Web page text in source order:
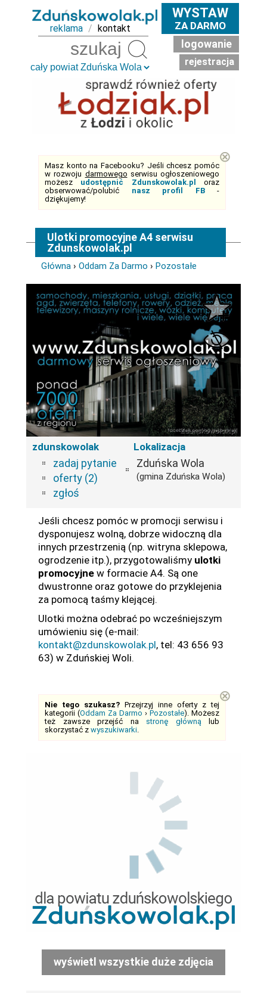
reklama / kontakt
WYSTAW
ZA DARMO
logowanie
rejestracja
Masz konto na Facebooku? Jeśli chcesz pomóc
w rozwoju darmowego serwisu ogłoszeniowego
możesz udostępnić Zdunskowolak.pl
oraz
obserwować/polubić nasz profil FB-
dziękujemy!
⊗
Ulotki promocyjne A4 serwisu
Zdunskowolak.pl
Główna › Oddam Za Darmo › Pozostałe
zdunskowolak
zadaj pytanie
oferty (2)
zgłoś
Lokalizacja
Zduńska Wola
(gmina Zduńska Wola)
Jeśli chcesz pomóc w promocji serwisu i
dysponujesz wolną, dobrze widoczną dla
innych przestrzenią (np. witryna sklepowa,
ogrodzenie itp.), przygotowaliśmy ulotki
promocyjne w formacie A4. Są one
dwustronne oraz gotowe do przyklejenia
za pomocą taśmy klejącej.
Ulotki można odebrać po wcześniejszym
umówieniu się (e-mail:
kontakt@zdunskowolak.pl, tel: 43 656 93
63) w Zduńskiej Woli.
Nie tego szukasz? Przejrzyj inne oferty z tej
kategorii (Oddam Za Darmo › Pozostałe). Możesz
też zawsze przejść na stronę głównąlub
skorzystać z wyszukiwarki.
⊗
wyświetl wszystkie duże zdjęcia